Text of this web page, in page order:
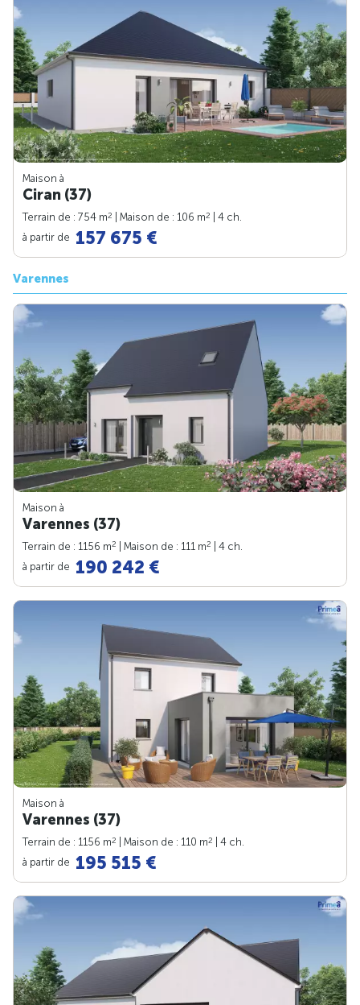
Maison à
Ciran (37)
Terrain de : 754 m2 | Maison de : 106 m2
| 4 ch.
à partir de 157 675 €
Varennes
Maison à
Varennes (37)
Terrain de : 1156 m2 | Maison de : 111 m2
| 4 ch.
à partir de 190 242 €
Maison à
Varennes (37)
Terrain de : 1156 m2 | Maison de : 110 m2
| 4 ch.
à partir de 195 515 €